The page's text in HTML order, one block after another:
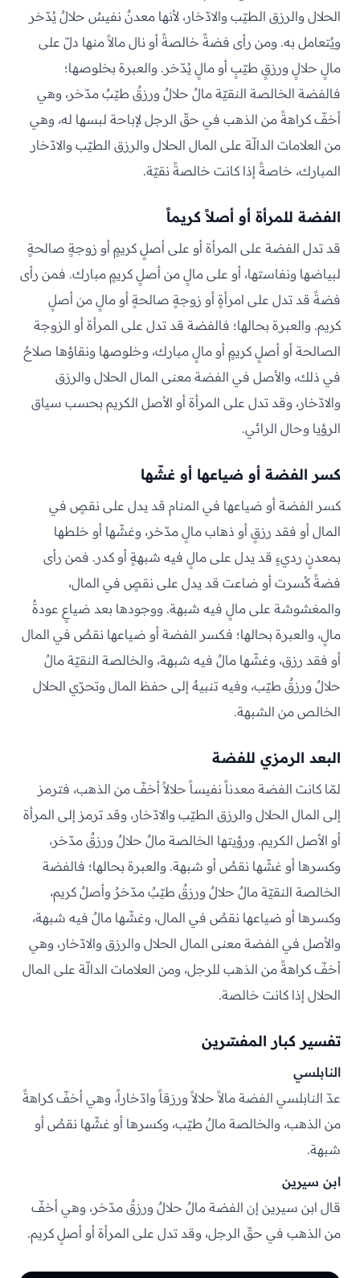
الحلال والرزق الطيّب والادّخار، لأنها معدنٌ نفيسٌ حلالٌ يُدّخر
ويُتعامل به. ومن رأى فضةً خالصةً أو نال مالاً منها دلّ على
مالٍ حلالٍ ورزقٍ طيّبٍ أو مالٍ يُدّخر. والعبرة بخلوصها؛
فالفضة الخالصة النقيّة مالٌ حلالٌ ورزقٌ طيّبٌ مدّخر، وهي
أخفّ كراهةً من الذهب في حقّ الرجل لإباحة لبسها له، وهي
من العلامات الدالّة على المال الحلال والرزق الطيّب والادّخار
المبارك، خاصةً إذا كانت خالصةً نقيّة.
الفضة للمرأة أو أصلاً كريماً
قد تدل الفضة على المرأة أو على أصلٍ كريمٍ أو زوجةٍ صالحةٍ
لبياضها ونفاستها، أو على مالٍ من أصلٍ كريمٍ مبارك. فمن رأى
فضةً قد تدل على امرأةٍ أو زوجةٍ صالحةٍ أو مالٍ من أصلٍ
كريم. والعبرة بحالها؛ فالفضة قد تدل على المرأة أو الزوجة
الصالحة أو أصلٍ كريمٍ أو مالٍ مبارك، وخلوصها ونقاؤها صلاحٌ
في ذلك، والأصل في الفضة معنى المال الحلال والرزق
والادّخار، وقد تدل على المرأة أو الأصل الكريم بحسب سياق
الرؤيا وحال الرائي.
كسر الفضة أو ضياعها أو غشّها
كسر الفضة أو ضياعها في المنام قد يدل على نقصٍ في
المال أو فقد رزقٍ أو ذهاب مالٍ مدّخر، وغشّها أو خلطها
بمعدنٍ رديءٍ قد يدل على مالٍ فيه شبهةٍ أو كدر. فمن رأى
فضةً كُسرت أو ضاعت قد يدل على نقصٍ في المال،
والمغشوشة على مالٍ فيه شبهة. ووجودها بعد ضياعٍ عودةُ
مالٍ، والعبرة بحالها؛ فكسر الفضة أو ضياعها نقصٌ في المال
أو فقد رزق، وغشّها مالٌ فيه شبهة، والخالصة النقيّة مالٌ
حلالٌ ورزقٌ طيّب، وفيه تنبيهٌ إلى حفظ المال وتحرّي الحلال
الخالص من الشبهة.
البعد الرمزي للفضة
لمّا كانت الفضة معدناً نفيساً حلالاً أخفّ من الذهب، فترمز
إلى المال الحلال والرزق الطيّب والادّخار، وقد ترمز إلى المرأة
أو الأصل الكريم. ورؤيتها الخالصة مالٌ حلالٌ ورزقٌ مدّخر،
وكسرها أو غشّها نقصٌ أو شبهة. والعبرة بحالها؛ فالفضة
الخالصة النقيّة مالٌ حلالٌ ورزقٌ طيّبٌ مدّخرٌ وأصلٌ كريم،
وكسرها أو ضياعها نقصٌ في المال، وغشّها مالٌ فيه شبهة،
والأصل في الفضة معنى المال الحلال والرزق والادّخار، وهي
أخفّ كراهةً من الذهب للرجل، ومن العلامات الدالّة على المال
الحلال إذا كانت خالصة.
تفسير كبار المفسّرين
النابلسي
عدّ النابلسي الفضة مالاً حلالاً ورزقاً وادّخاراً، وهي أخفّ كراهةً
من الذهب، والخالصة مالٌ طيّب، وكسرها أو غشّها نقصٌ أو
شبهة.
ابن سيرين
قال ابن سيرين إن الفضة مالٌ حلالٌ ورزقٌ مدّخر، وهي أخفّ
من الذهب في حقّ الرجل، وقد تدل على المرأة أو أصلٍ كريم.